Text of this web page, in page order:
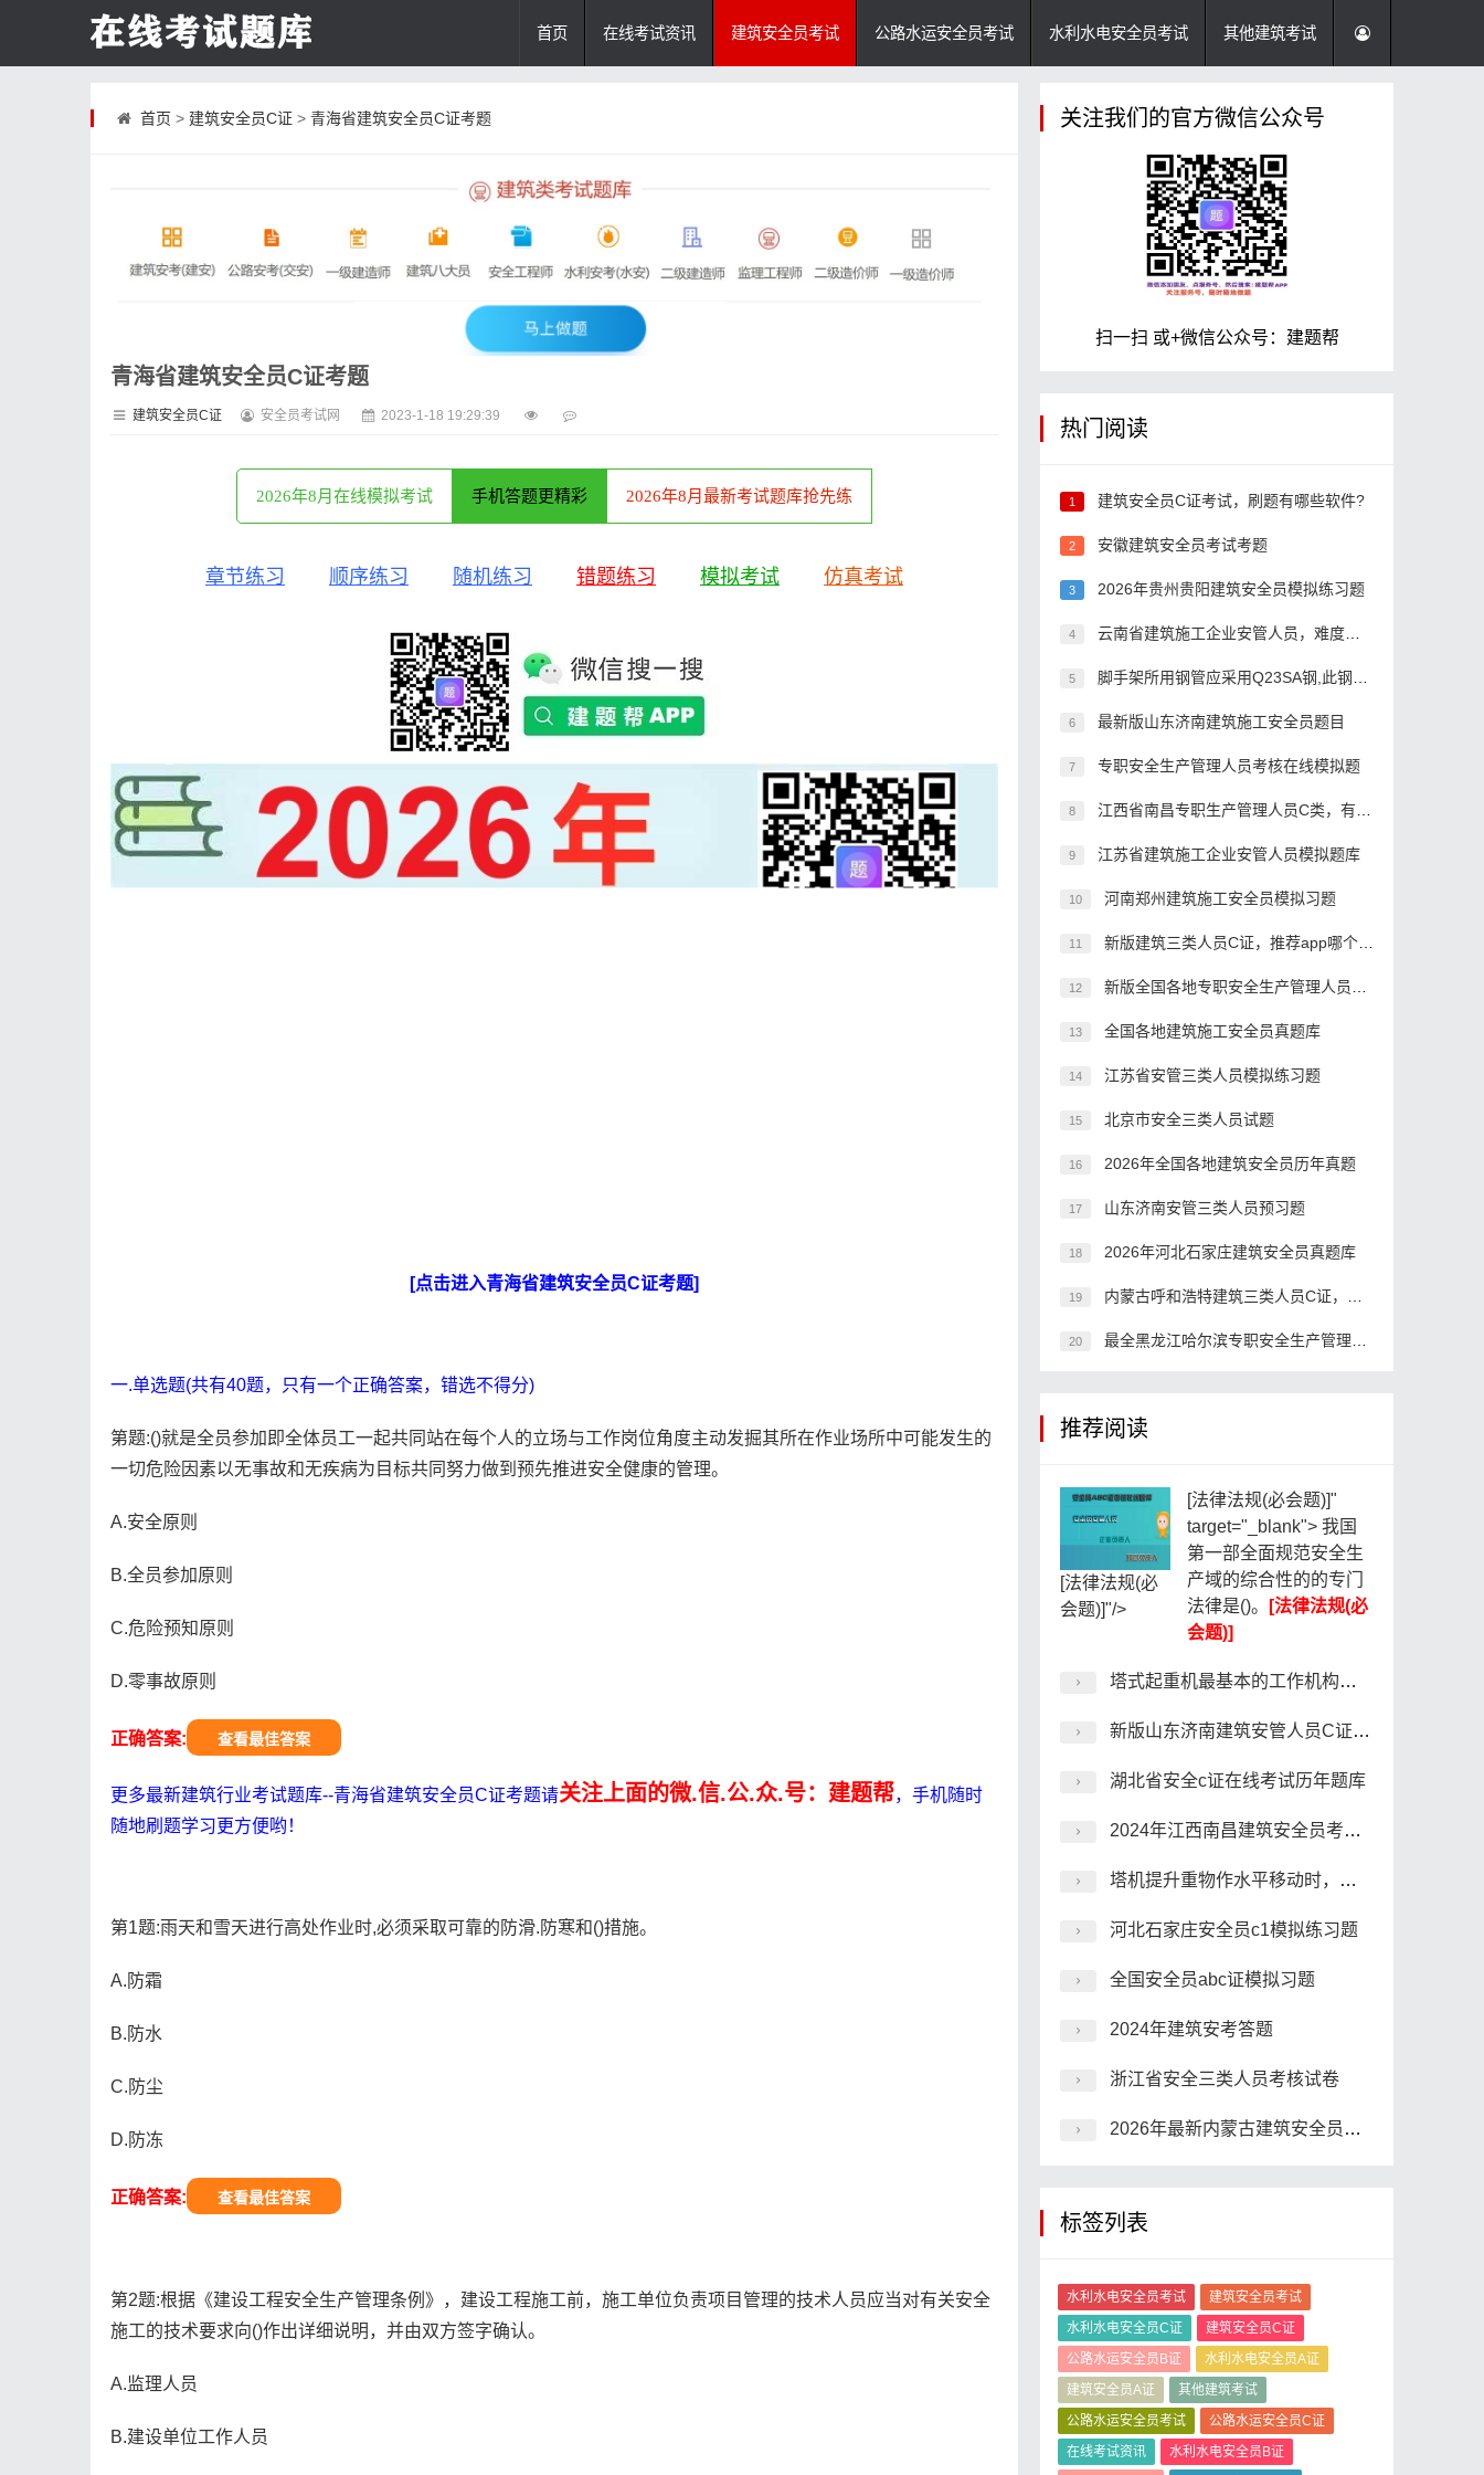
首页 在线考试资讯 建筑安全员考试 公路水运安全员考试 水利水电安全员考试 其他建筑考试
首页 > 建筑安全员C证> 青海省建筑安全员C证考题
青海省建筑安全员C证考题
建筑安全员C证 安全员考试网 2023-1-18 19:29:39
2026年8月在线模拟考试 手机答题更精彩 2026年8月最新考试题库抢先练
章节练习 顺序练习 随机练习 错题练习 模拟考试 仿真考试
[点击进入青海省建筑安全员C证考题]
一.单选题(共有40题，只有一个正确答案，错选不得分)
第题:()就是全员参加即全体员工一起共同站在每个人的立场与工作岗位角度主动发掘其所在作业场所中可能发生的
一切危险因素以无事故和无疾病为目标共同努力做到预先推进安全健康的管理。
A.安全原则
B.全员参加原则
C.危险预知原则
D.零事故原则
正确答案: 查看最佳答案
更多最新建筑行业考试题库--青海省建筑安全员C证考题请关注上面的微.信.公.众.号：建题帮，手机随时
随地刷题学习更方便哟！
第1题:雨天和雪天进行高处作业时,必须采取可靠的防滑.防寒和()措施。
A.防霜
B.防水
C.防尘
D.防冻
正确答案: 查看最佳答案
第2题:根据《建设工程安全生产管理条例》，建设工程施工前，施工单位负责项目管理的技术人员应当对有关安全
施工的技术要求向()作出详细说明，并由双方签字确认。
A.监理人员
B.建设单位工作人员
关注我们的官方微信公众号
扫一扫 或+微信公众号：建题帮
热门阅读
1 建筑安全员C证考试，刷题有哪些软件?
2 安徽建筑安全员考试考题
3 2026年贵州贵阳建筑安全员模拟练习题
4 云南省建筑施工企业安管人员，难度如何？
5 脚手架所用钢管应采用Q23SA钢,此钢材的重要质量标准和性能是____。
6 最新版山东济南建筑施工安全员题目
7 专职安全生产管理人员考核在线模拟题
8 江西省南昌专职生产管理人员C类，有哪些题型？
9 江苏省建筑施工企业安管人员模拟题库
10 河南郑州建筑施工安全员模拟习题
11 新版建筑三类人员C证，推荐app哪个好？
12 新版全国各地专职安全生产管理人员考核模拟练习题
13 全国各地建筑施工安全员真题库
14 江苏省安管三类人员模拟练习题
15 北京市安全三类人员试题
16 2026年全国各地建筑安全员历年真题
17 山东济南安管三类人员预习题
18 2026年河北石家庄建筑安全员真题库
19 内蒙古呼和浩特建筑三类人员C证，难度高不高？
20 最全黑龙江哈尔滨专职安全生产管理人员考核在线考试模拟练习题
推荐阅读
[法律法规(必
会题)]"/>
[法律法规(必会题)]"
target="_blank"> 我国
第一部全面规范安全生
产域的综合性的的专门
法律是()。
[法律法规(必
会题)]
塔式起重机最基本的工作机构包括()。
新版山东济南建筑安管人员C证在线模拟考试题库
湖北省安全c证在线考试历年题库
2024年江西南昌建筑安全员考核历年真题
塔机提升重物作水平移动时，应高出其跨越的障碍物()M以上。
河北石家庄安全员c1模拟练习题
全国安全员abc证模拟习题
2024年建筑安考答题
浙江省安全三类人员考核试卷
2026年最新内蒙古建筑安全员在线模拟模拟题
标签列表
水利水电安全员考试
建筑安全员考试
水利水电安全员C证
建筑安全员C证
公路水运安全员B证
水利水电安全员A证
建筑安全员A证
其他建筑考试
公路水运安全员考试
公路水运安全员C证
在线考试资讯
水利水电安全员B证